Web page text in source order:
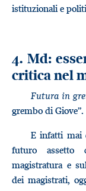
istituzionali e
4. Md:
critica nel
Futura in
grembo di Giove”.
E infatti mai
futuro assetto
magistratura e
dei magistrati,